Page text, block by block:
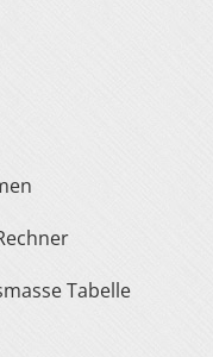
Tabelle